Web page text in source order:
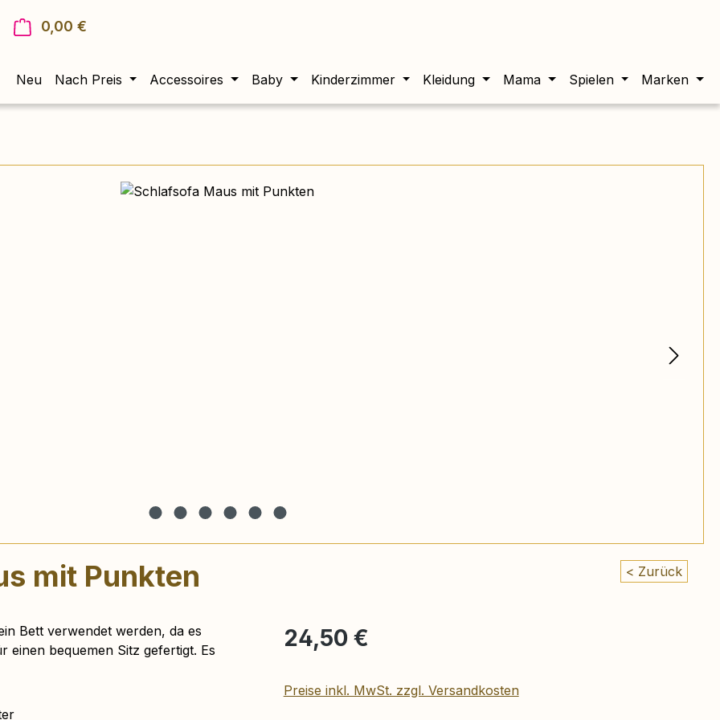
0,00 €
Neu Nach Preis Accessoires Baby Kinderzimmer Kleidung Mama Spielen Marken
mit Punkten < Zurück
Bett verwendet werden, da es
einen bequemen Sitz gefertigt. Es
Regulärer Preis:
24,50 €
Preise inkl. MwSt. zzgl. Versandkosten